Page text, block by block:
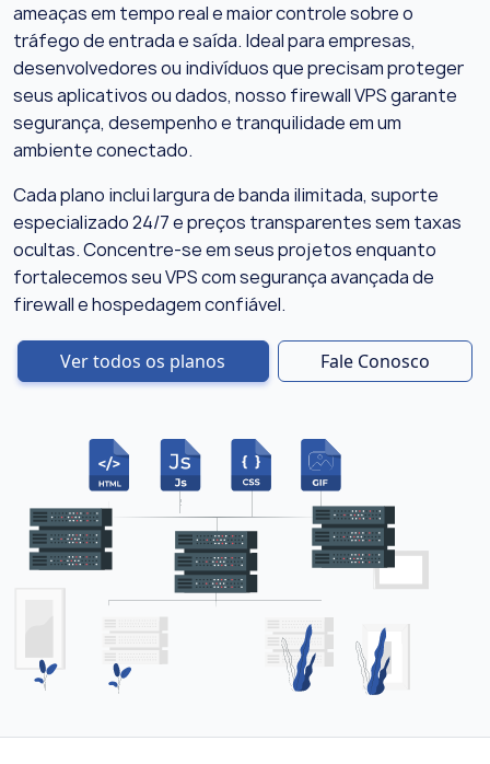
ameaças em tempo real e maior controle sobre o
tráfego de entrada e saída. Ideal para empresas,
desenvolvedores ou indivíduos que precisam proteger
seus aplicativos ou dados, nosso firewall VPS garante
segurança, desempenho e tranquilidade em um
ambiente conectado.
Cada plano inclui largura de banda ilimitada, suporte
especializado 24/7 e preços transparentes sem taxas
ocultas. Concentre-se em seus projetos enquanto
fortalecemos seu VPS com segurança avançada de
firewall e hospedagem confiável.
Ver todos os planos Fale Conosco